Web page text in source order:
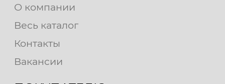
О компании
Весь каталог
Контакты
Вакансии